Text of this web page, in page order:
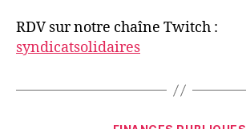
RDV sur notre chaîne Twitch :
syndicatsolidaires